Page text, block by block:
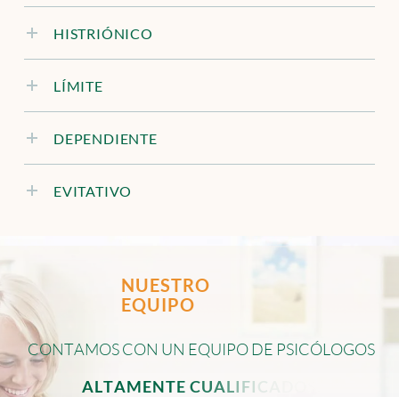
HISTRIÓNICO
LÍMITE
DEPENDIENTE
EVITATIVO
NUESTRO
EQUIPO
CONTAMOSCON UN EQUIPODE PSICÓL OGOS
ALTAMENTE CUALIFIC